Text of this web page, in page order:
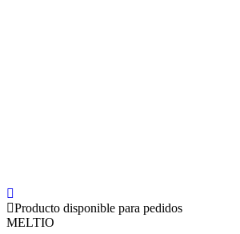
Producto disponible para pedidos
MELTIO